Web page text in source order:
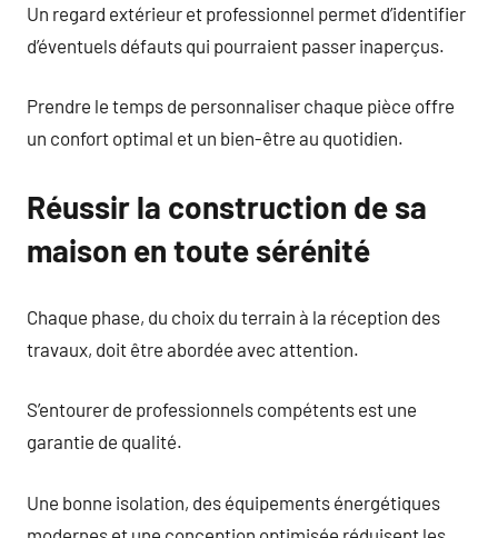
Un regard extérieur et professionnel permet d’identifier
d’éventuels défauts qui pourraient passer inaperçus.
Prendre le temps de personnaliser chaque pièce offre
un confort optimal et un bien-être au quotidien.
Réussir la construction de sa
maison en toute sérénité
Chaque phase, du choix du terrain à la réception des
travaux, doit être abordée avec attention.
S’entourer de professionnels compétents est une
garantie de qualité.
Une bonne isolation, des équipements énergétiques